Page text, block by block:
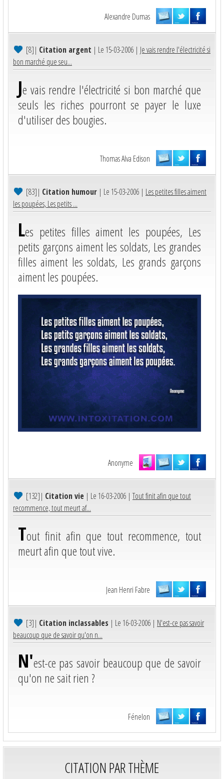
Alexandre Dumas
[8]| Citation argent | Le 15-03-2006 | Je vais rendre l'électricité si
bon marché que seu...
Je vais rendre l'électricité si bon marché que
seuls les riches pourront se payer le luxe
d'utiliser des bougies.
Thomas Alva Edison
[83]| Citation humour | Le 15-03-2006 | Les petites filles aiment
les poupées, Les petits ...
Les petites filles aiment les poupées, Les
petits garçons aiment les soldats, Les grandes
filles aiment les soldats, Les grands garçons
aiment les poupées.
Anonyme
[132]| Citation vie | Le 16-03-2006 |Tout finit afin que tout
recommence, tout meurt af...
Tout finit afin que tout recommence, tout
meurt afin que tout vive.
Jean Henri Fabre
[3]| Citation inclassables | Le 16-03-2006 | N'est-ce pas savoir
beaucoup que de savoir qu'on n...
N'est-ce pas savoir beaucoup que de savoir
qu'on ne sait rien ?
Fénelon
CITATION PAR THÈME